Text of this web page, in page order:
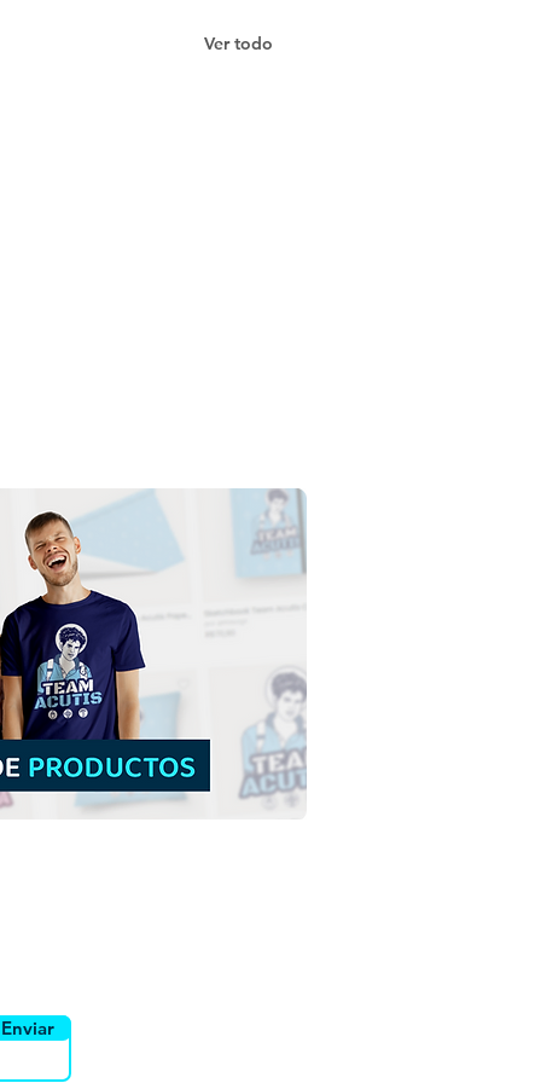
Ver todo
Señora de la
| Descarga
de ilustraciones
sin fondo en PNG
Enviar